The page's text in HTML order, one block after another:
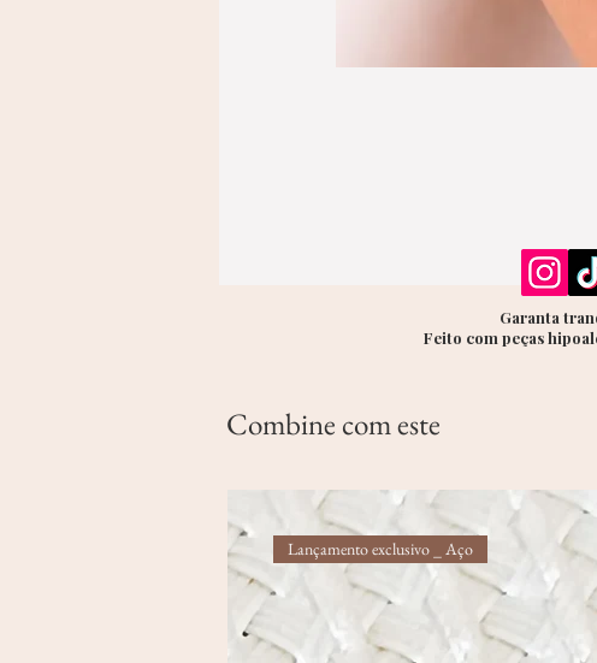
Garanta
Feito com peças
Combine com este
Lançamento exclusivo _ Aço